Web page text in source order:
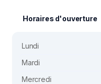
Horaires d'ouverture
Lundi
Mardi
Mercredi